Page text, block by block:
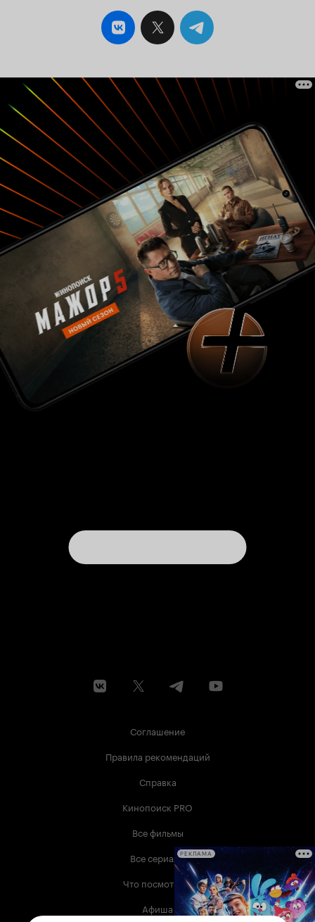
Соглашение
Правила рекомендаций
Справка
Кинопоиск PRO
Все фильмы
Все сериалы
Что посмотреть
Афиша
РЕКЛАМА